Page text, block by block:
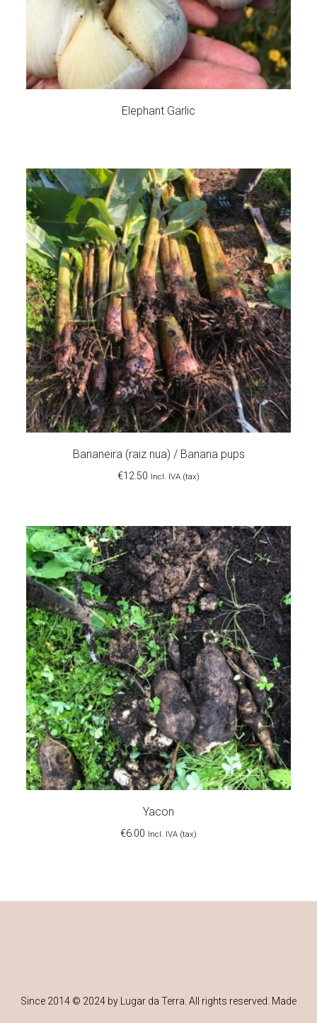
Elephant Garlic
Bananeira (raiz nua) / Banana pups
€12.50 Incl. IVA (tax)
Yacon
€6.00 Incl. IVA (tax)
Since 2014 © 2024 by Lugar da Terra. All rights reserved. Made